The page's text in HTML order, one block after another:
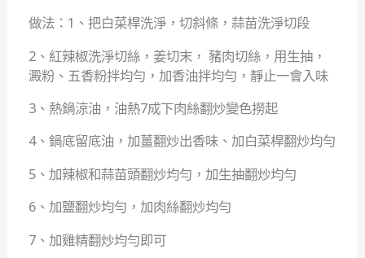
做法：1、把白菜桿洗淨，切斜條，蒜苗洗淨切段
2、紅辣椒洗淨切絲，姜切末， 豬肉切絲，用生抽，
澱粉、五香粉拌均勻，加香油拌均勻，靜止一會入味
3、熱鍋涼油，油熱7成下肉絲翻炒變色撈起
4、鍋底留底油，加薑翻炒出香味、加白菜桿翻炒均勻
5、加辣椒和蒜苗頭翻炒均勻，加生抽翻炒均勻
6、加鹽翻炒均勻，加肉絲翻炒均勻
7、加雞精翻炒均勻即可